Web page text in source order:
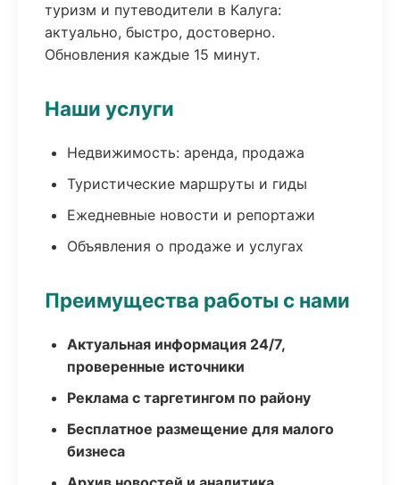
туризм и путеводители в Калуга:
актуально, быстро, достоверно.
Обновления каждые 15 минут.
Наши услуги
Недвижимость: аренда, продажа
Туристические маршруты и гиды
Ежедневные новости и репортажи
Объявления о продаже и услугах
Преимущества работы с нами
Актуальная информация 24/7,
проверенные источники
Реклама с таргетингом по району
Бесплатное размещение для малого
бизнеса